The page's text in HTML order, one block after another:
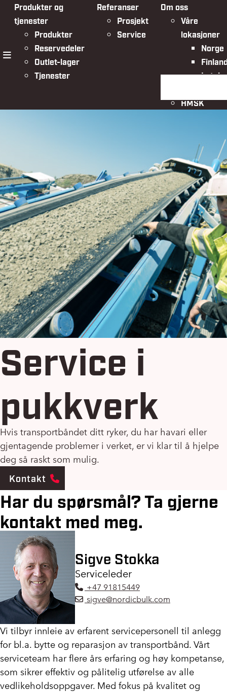
meny
Produkter og
tjenester
Produkter
Reservedeler
Outlet-lager
Tjenester
Referanser
Prosjekt
Service
Om oss
Våre
lokasjoner
Norge
Latvia
HMSK
Service i
pukkverk
Hvis transportbåndet ditt ryker, du har havari eller
gjentagende problemer i verket, er vi klar til å hjelpe
deg så raskt som mulig.
Kontakt
Har du spørsmål? Ta gjerne
kontakt med meg.
Sigve Stokka
Serviceleder
+47 91815449
sigve@nordicbulk.com
Vi tilbyr innleie av erfarent servicepersonell til anlegg
for bl.a. bytte og reparasjon av transportbånd. Vårt
serviceteam har flere års erfaring og høy kompetanse,
som sikrer effektiv og pålitelig utførelse av alle
vedlikeholdsoppgaver. Med fokus på kvalitet og